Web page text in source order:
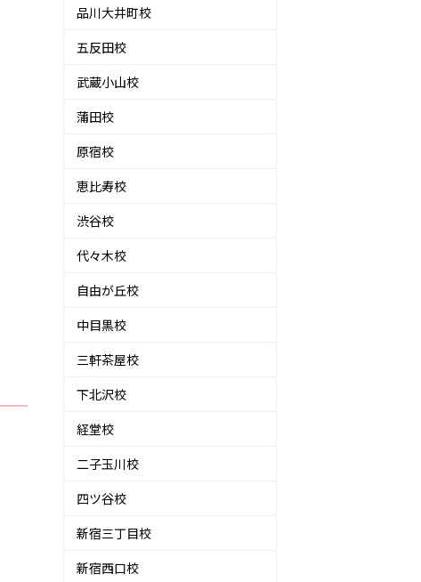
品川大井町校
五反田校
武蔵小山校
蒲田校
原宿校
恵比寿校
渋谷校
代々木校
自由が丘校
中目黒校
三軒茶屋校
下北沢校
経堂校
二子玉川校
四ツ谷校
新宿三丁目校
新宿西口校